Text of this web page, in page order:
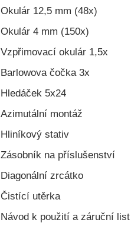
Okulár 12,5 mm (48x)
Okulár 4 mm (150x)
Vzpřimovací okulár 1,5x
Barlowova čočka 3x
Hledáček 5x24
Azimutální montáž
Hliníkový stativ
Zásobník na příslušenství
Diagonální zrcátko
Čistící utěrka
Návod k použití a záruční list